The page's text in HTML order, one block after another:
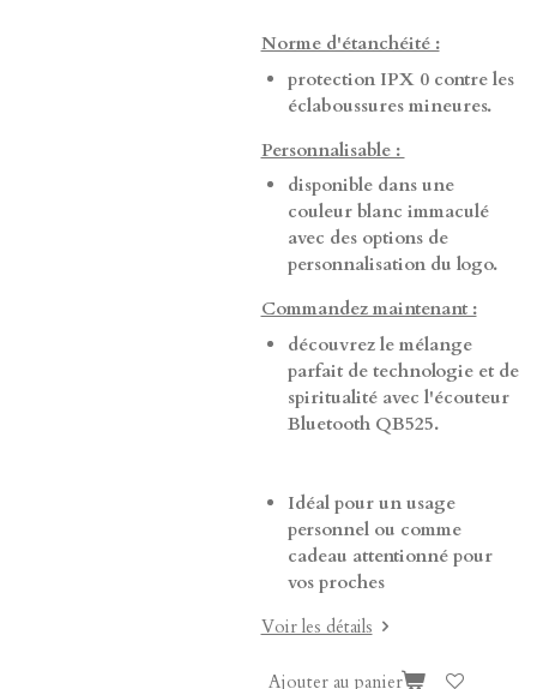
Norme d'étanchéité :
protection IPX 0 contre les
éclaboussures mineures.
Personnalisable :
disponible dans une
couleur blanc immaculé
avec des options de
personnalisation du logo.
Commandez maintenant :
découvrez le mélange
parfait de technologie et de
spiritualité avec l'écouteur
Bluetooth QB525.
Idéal pour un usage
personnel ou comme
cadeau attentionné pour
vos proches
Voir les détails
Ajouter au panier